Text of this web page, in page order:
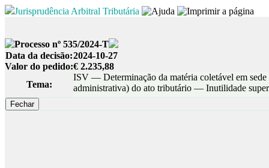
Jurisprudência Arbitral Tributária
Processo nº 535/2024-T
Data da decisão:2024-10-27
Valor do pedido:€ 2.235,88
Tema:
ISV — Determinação da matéria coletável em
administrativa) do ato tributário — Inutilidade